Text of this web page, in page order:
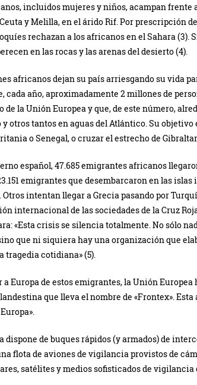
incluidos mujeres y niños, acampan frente
y Melilla, en el árido Rif. Por prescripción
rechazan a los africanos en el Sahara (3).
en las rocas y las arenas del desierto (4).
africanos dejan su país arriesgando su vida
cada año, aproximadamente 2 millones de
la Unión Europea y que, de este número,
otros tantos en aguas del Atlántico. Su objetivo
o Senegal, o cruzar el estrecho de
español, 47.685 emigrantes africanos
emigrantes que desembarcaron en las
Otros intentan llegar a Grecia pasando por
internacional de las sociedades de la Cruz
«Esta crisis se silencia totalmente. No sólo
que ni siquiera hay una organización que
tragedia cotidiana» (5).
a Europa de estos emigrantes, la Unión
que lleva el nombre de «Frontex».
dispone de buques rápidos (y armados) de
flota de aviones de vigilancia provistos de
satélites y medios sofisticados de